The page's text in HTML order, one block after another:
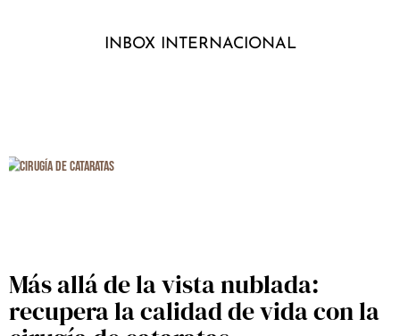
INBOX INTERNACIONAL
Más allá de la vista nublada:
recupera la calidad de vida con la